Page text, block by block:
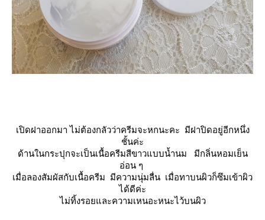
เปิดฝาออกมา ไม่ต้องกลัวว่าครีมจะหกนะคะ มีฝาปิดอยู่อีกหนึ่ง
ชั้นค่ะ
ด้านในกระปุกจะเป็นเนื้อครีมสีขาวแบบน้ำนม มีกลิ่นหอมเย็น
อ่อน ๆ
เมื่อลองสัมผัสกับเนื้อครีม มีความนุ่มลื่น เมื่อทาบนผิวก็ซึมเข้าผิว
ได้ดีค่ะ
ไม่ทิ้งรอยและความเหนอะหนะไว้บนผิว